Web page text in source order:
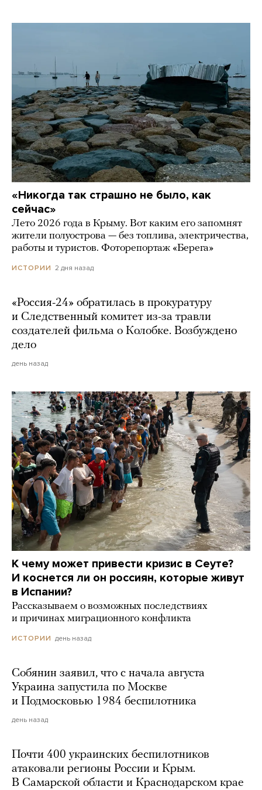
«Никогда так страшно не было, как
сейчас»
Лето 2026 года в Крыму. Вот каким его запомнят
жители полуострова — без топлива, электричества,
работы и туристов. Фоторепортаж «Берега»
ИСТОРИИ 2 дня назад
«Россия-24» обратилась в прокуратуру
и Следственный комитет из-за травли
создателей фильма о Колобке. Возбуждено
дело
день назад
К чему может привести кризис в Сеуте?
И коснется ли он россиян, которые живут
в Испании?
Рассказываем о возможных последствиях
и причинах миграционного конфликта
ИСТОРИИ день назад
Собянин заявил, что с начала августа
Украина запустила по Москве
и Подмосковью 1984 беспилотника
день назад
Почти 400 украинских беспилотников
атаковали регионы России и Крым.
В Самарской области и Краснодарском крае